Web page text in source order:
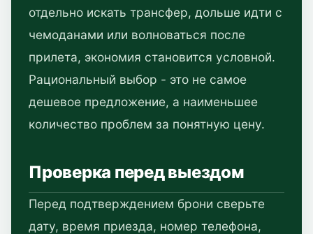
отдельно искать трансфер, дольше идти с
чемоданами или волноваться после
прилета, экономия становится условной.
Рациональный выбор - это не самое
дешевое предложение, а наименьшее
количество проблем за понятную цену.
Проверка перед выездом
Перед подтверждением брони сверьте
дату, время приезда, номер телефона,